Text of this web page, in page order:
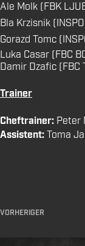
Ale Molk (FBK
Bla Krzisnik
Gorazd Tomc
Luka Casar (FBC
Damir Dzafic (FBC
Trainer
Cheftrainer: Peter
Assistent: Toma
VORHERIGER